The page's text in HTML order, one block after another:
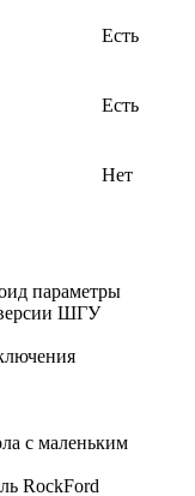
Есть
Есть
Нет
параметры
ШГУ
с маленьким
RockFord